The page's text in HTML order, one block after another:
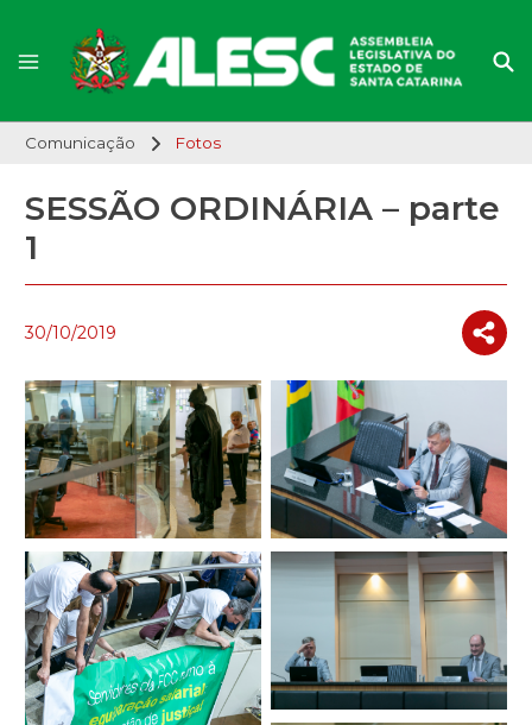
Comunicação Fotos
SESSÃO ORDINÁRIA – parte
1
30/10/2019